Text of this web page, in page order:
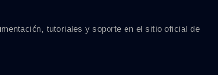
tutoriales y soporte en el sitio oficial de